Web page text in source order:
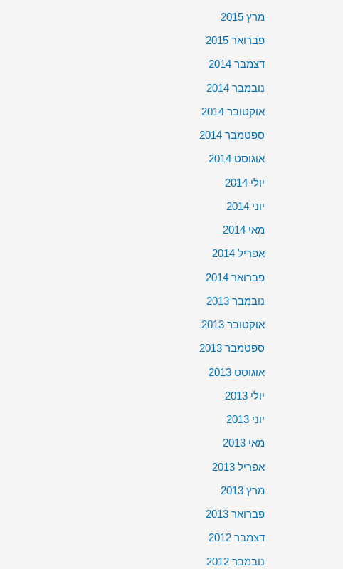
מרץ 2015
פברואר 2015
דצמבר 2014
נובמבר 2014
אוקטובר 2014
ספטמבר 2014
אוגוסט 2014
יולי 2014
יוני 2014
מאי 2014
אפריל 2014
פברואר 2014
נובמבר 2013
אוקטובר 2013
ספטמבר 2013
אוגוסט 2013
יולי 2013
יוני 2013
מאי 2013
אפריל 2013
מרץ 2013
פברואר 2013
דצמבר 2012
נובמבר 2012